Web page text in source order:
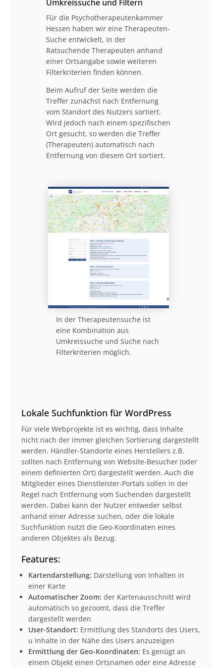
Umkreissuche und Filtern
Für die Psychotherapeutenkammer
Hessen haben wir eine Therapeuten-
Suche entwickelt, in der
Ratsuchende Therapeuten anhand
einer Ortsangabe sowie weiteren
Filterkriterien finden können.
Beim Aufruf der Seite werden die
Treffer zunächst nach Entfernung
vom Standort des Nutzers sortiert.
Wird jedoch nach einem spezifischen
Ort gesucht, so werden die Treffer
(Therapeuten) automatisch nach
Entfernung von diesem Ort sortiert.
In der Therapeutensuche ist
eine Kombination aus
Umkreissuche und Suche nach
Filterkriterien möglich.
Lokale Suchfunktion für WordPress
Für viele Webprojekte ist es wichtig, dass Inhalte
nicht nach der immer gleichen Sortierung dargestellt
werden. Händler-Standorte eines Herstellers z.B.
sollten nach Entfernung von Website-Besucher (oder
einem definierten Ort) dargestellt werden. Auch die
Mitglieder eines Dienstleister-Portals sollen in der
Regel nach Entfernung vom Suchenden dargestellt
werden. Dabei kann der Nutzer entweder selbst
anhand einer Adresse suchen, oder die lokale
Suchfunktion nutzt die Geo-Koordinaten eines
anderen Objektes als Bezug.
Features:
Kartendarstellung: Darstellung von Inhalten in
einer Karte
Automatischer Zoom: der Kartenausschnitt wird
automatisch so gezoomt, dass die Treffer
dargestellt werden
User-Standort: Ermittlung des Standorts des Users,
u Inhalte in der Nähe des Users anzuzeigen
Ermittlung der Geo-Koordinaten: Es genügt an
einem Objekt einen Ortsnamen oder eine Adresse